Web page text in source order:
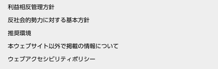
利益相反管理方針
反社会的勢力に対する基本方針
推奨環境
本ウェブサイト以外で掲載の情報について
ウェブアクセシビリティポリシー